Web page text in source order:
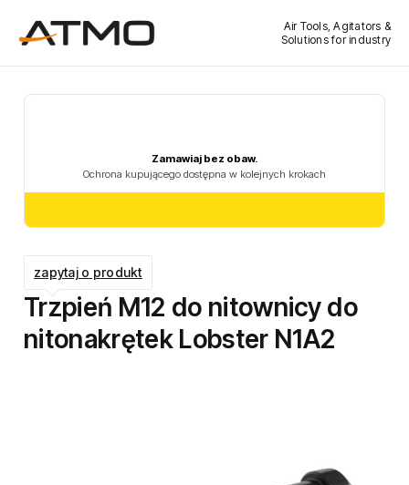
Air Tools, Agitators &
Solutions for industry
Trzpień M12 do nitownicy do
nitonakrętek Lobster N1A2
zapytaj o produkt